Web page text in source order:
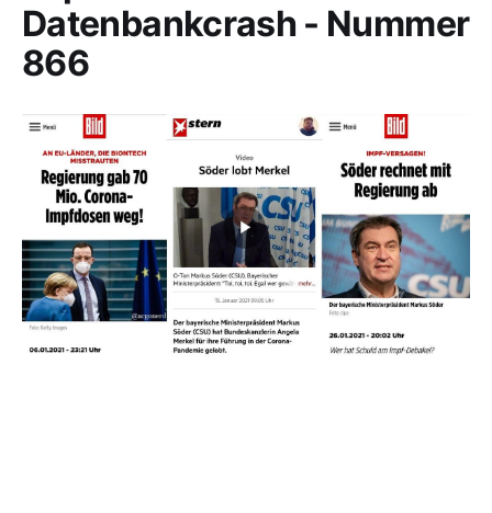
Datenbankcrash - Nummer
866